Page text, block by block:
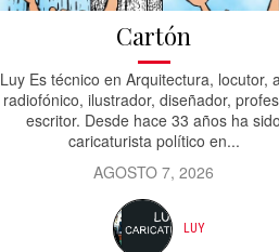
Cartón
Luy Es técnico en Arquitectura, locutor,
radiofónico, ilustrador, diseñador,
escritor. Desde hace 33 años ha sido
caricaturista político en...
AGOSTO 7, 2026
LUY